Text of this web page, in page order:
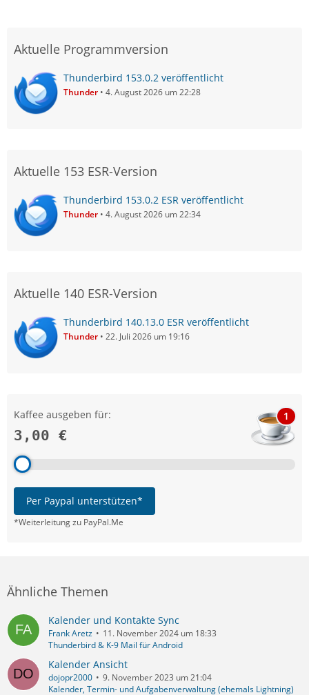
Aktuelle Programmversion
Thunderbird 153.0.2 veröffentlicht
Thunder 4. August 2026 um 22:28
Aktuelle 153 ESR-Version
Thunderbird 153.0.2 ESR veröffentlicht
Thunder 4. August 2026 um 22:34
Aktuelle 140 ESR-Version
Thunderbird 140.13.0 ESR veröffentlicht
Thunder 22. Juli 2026 um 19:16
Kaffee ausgeben für:
3,00 €
1
Per Paypal unterstützen*
*Weiterleitung zu PayPal.Me
Ähnliche Themen
Kalender und Kontakte Sync
Frank Aretz
11. November 2024 um 18:33
Thunderbird & K-9 Mail für Android
Kalender Ansicht
dojopr2000
9. November 2023 um 21:04
Kalender, Termin- und Aufgabenverwaltung (ehemals Lightning)